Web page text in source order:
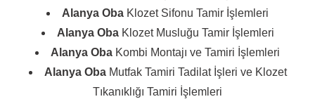
Alanya Oba Klozet Sifonu Tamir İşlemleri
Alanya Oba Klozet Musluğu Tamir İşlemleri
Alanya Oba Kombi Montajı ve Tamiri İşlemleri
Alanya Oba Mutfak Tamiri Tadilat İşleri ve Klozet
Tıkanıklığı Tamiri İşlemleri